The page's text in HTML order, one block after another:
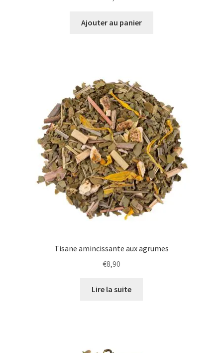
Ajouter au panier
Tisane amincissante aux agrumes
€8,90
Lire la suite